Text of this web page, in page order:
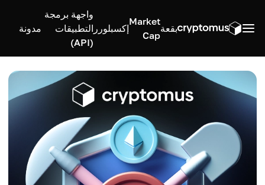
بقعة
Market
Cap
إكسبلورر
واجهة برمجة
التطبيقات
(API)
مدونة